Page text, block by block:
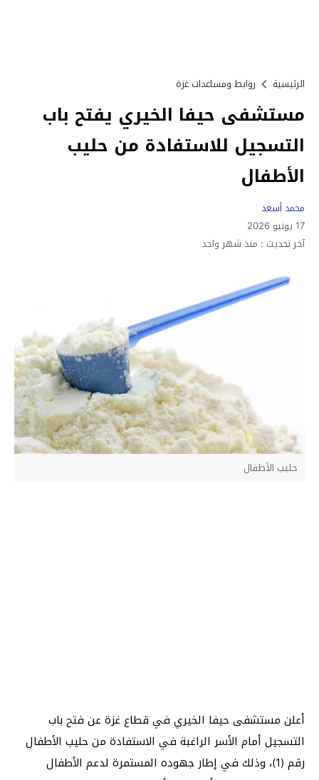
الرئيسية روابط ومساعدات غزة
مستشفى حيفا الخيري يفتح باب
التسجيل للاستفادة من حليب
الأطفال
محمد أسعد
17 يونيو 2026
آخر تحديث : منذ شهر واحد
حليب الأطفال
أعلن مستشفى حيفا الخيري في قطاع غزة عن فتح باب
التسجيل أمام الأسر الراغبة في الاستفادة من حليب الأطفال
رقم (1)، وذلك في إطار جهوده المستمرة لدعم الأطفال